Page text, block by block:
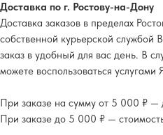
Доставка по г. Ростову-на-Дону
Доставка заказов в пределах
собственной курьерской
заказ в удобный для вас день. В
можете воспользоваться услугами
При заказе на сумму от 5 000 ₽ —
При заказе до 5 000 ₽ —